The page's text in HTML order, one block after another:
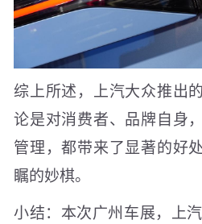
综上所述，上汽大众推出
论是对消费者、品牌自身
管理，都带来了显著的好
瞩的妙棋。
小结：本次广州车展，上